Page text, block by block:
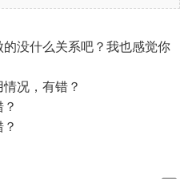
没什么关系吧？我也感觉你
况，有错？